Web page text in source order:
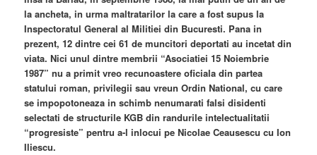
la ancheta, in urma maltratarilor la care a fost supus la
Inspectoratul General al Militiei din Bucuresti. Pana in
prezent, 12 dintre cei 61 de muncitori deportati au incetat din
viata. Nici unul dintre membrii “Asociatiei 15 Noiembrie
1987” nu a primit vreo recunoastere oficiala din partea
statului roman, privilegii sau vreun Ordin National, cu care
se impopotoneaza in schimb nenumarati falsi disidenti
selectati de structurile KGB din randurile intelectualitatii
“progresiste” pentru a-l inlocui pe Nicolae Ceausescu cu Ion
Iliescu.